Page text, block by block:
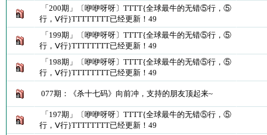
「200期」〔咿咿呀呀〕TTTT{全球最牛的无错⑤行，⑤
行，Ⅴ行}TTTTTTTT已经更新！49
「199期」〔咿咿呀呀〕TTTT{全球最牛的无错⑤行，⑤
行，Ⅴ行}TTTTTTTT已经更新！49
「198期」〔咿咿呀呀〕TTTT{全球最牛的无错⑤行，⑤
行，Ⅴ行}TTTTTTTT已经更新！49
077期：《杀十七码》向前冲，支持的朋友顶起来~
「197期」〔咿咿呀呀〕TTTT{全球最牛的无错⑤行，⑤
行，Ⅴ行}TTTTTTTT已经更新！49